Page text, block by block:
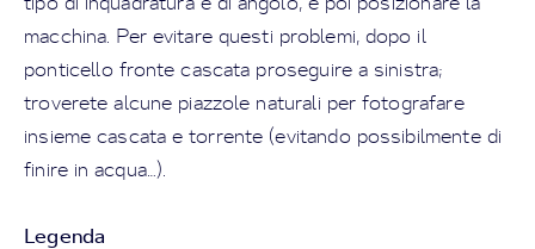
macchina. Per evitare questi problemi, dopo il
ponticello fronte cascata proseguire a sinistra;
troverete alcune piazzole naturali per fotografare
insieme cascata e torrente (evitando possibilmente di
finire in acqua…).
Legenda